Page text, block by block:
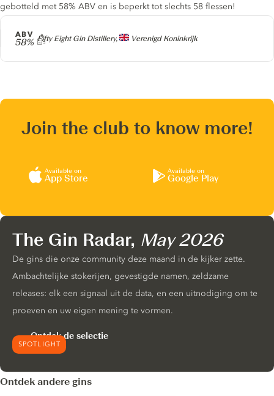
Producer
Fifty Eight Gin Distillery, Verenigd Koninkrijk
ABV
58%
gebotteld met 58% ABV en is beperkt tot slechts 58 flessen!
Join the club to know more!
Available on
App Store
Available on
Google Play
SPOTLIGHT
The Gin Radar, May 2026
De gins die onze community deze maand in de kijker zette.
Ambachtelijke stokerijen, gevestigde namen, zeldzame
releases: elk een signaal uit de data, en een uitnodiging om te
proeven en uw eigen mening te vormen.
Ontdek de selectie
Ontdek andere gins